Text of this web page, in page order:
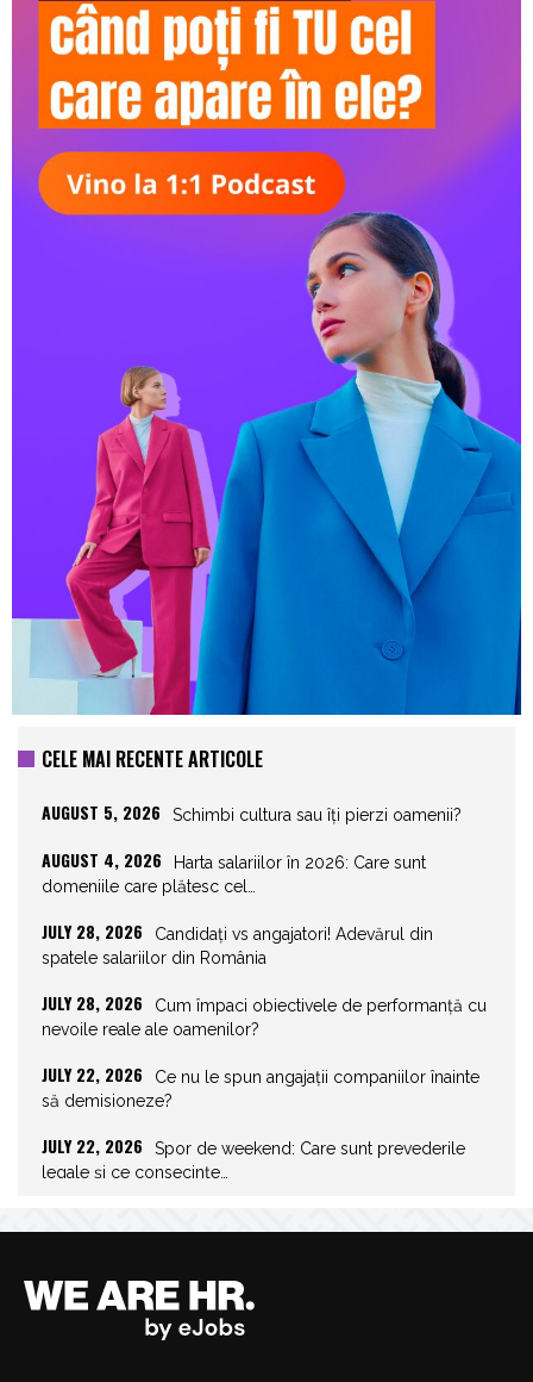
CELE MAI RECENTE ARTICOLE
AUGUST 5, 2026 Schimbi cultura sau îți pierzi oamenii?
AUGUST 4, 2026
Harta salariilor în 2026: Care sunt
domeniile care plătesc cel…
JULY 28, 2026
Candidați vs angajatori! Adevărul din
spatele salariilor din România
JULY 28, 2026
Cum împaci obiectivele de performanță cu
nevoile reale ale oamenilor?
JULY 22, 2026
Ce nu le spun angajații companiilor înainte
să demisioneze?
JULY 22, 2026
Spor de weekend: Care sunt prevederile
legale și ce consecințe…
JULY 20, 2026
Joburile scad, aplicările explodează!
Record istoric pe piața muncii